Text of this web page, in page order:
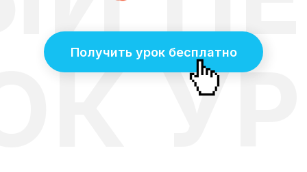
Получить урок бесплатно